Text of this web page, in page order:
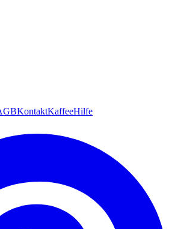
KontaktKaffeeHilfe